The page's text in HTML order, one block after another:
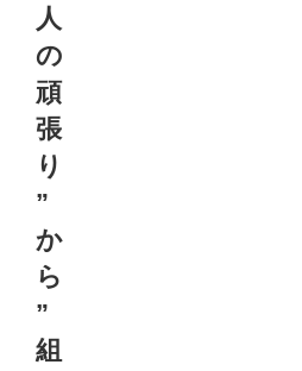
人
の
頑
張
り
”
か
ら
”
組